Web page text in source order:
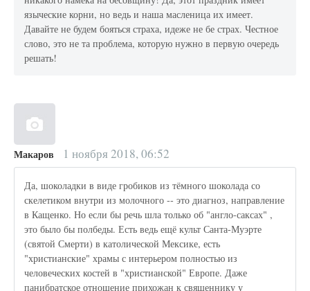
языческие корни, но ведь и наша масленица их имеет.
Давайте не будем бояться страха, идеже не бе страх. Честное
слово, это не та проблема, которую нужно в первую очередь
решать!
Макаров 1 ноября 2018, 06:52
Да, шоколадки в виде гробиков из тёмного шоколада со
скелетиком внутри из молочного -- это диагноз, направление
в Кащенко. Но если бы речь шла только об "англо-саксах" ,
это было бы полбеды. Есть ведь ещё культ Санта-Муэрте
(святой Смерти) в католической Мексике, есть
"христианские" храмы с интерьером полностью из
человеческих костей в "христианской" Европе. Даже
панибратское отношение прихожан к священнику у